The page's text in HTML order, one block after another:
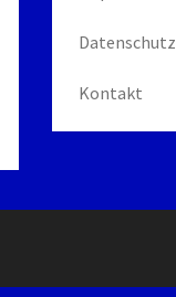
Datenschutz
Kontakt